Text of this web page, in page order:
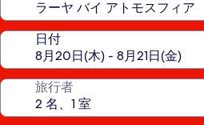
日付
旅行者